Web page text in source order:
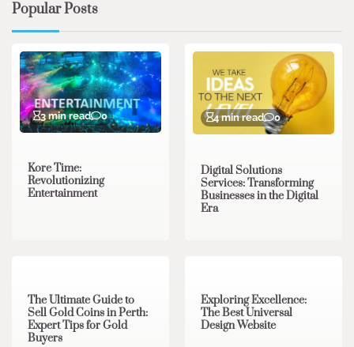
Popular Posts
3 min read 0
Kore Time:
Revolutionizing
Entertainment
4 min read 0
Digital Solutions
Services: Transforming
Businesses in the Digital
Era
The Ultimate Guide to
Sell Gold Coins in Perth:
Expert Tips for Gold
Buyers
Exploring Excellence:
The Best Universal
Design Website